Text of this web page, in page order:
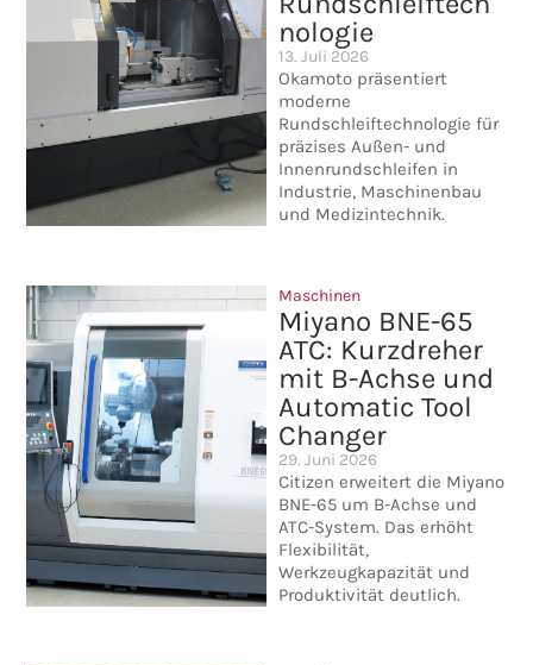
nologie
13. Juli 2026
Okamoto präsentiert
moderne
Rundschleiftechnologie für
präzises Außen- und
Innenrundschleifen in
Industrie, Maschinenbau
und Medizintechnik.
Maschinen
Miyano BNE-65
ATC: Kurzdreher
mit B-Achse und
Automatic Tool
Changer
29. Juni 2026
Citizen erweitert die Miyano
BNE-65 um B-Achse und
ATC-System. Das erhöht
Flexibilität,
Werkzeugkapazität und
Produktivität deutlich.